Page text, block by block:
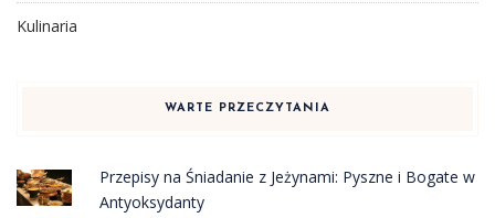
Kulinaria
WARTE PRZECZYTANIA
Przepisy na Śniadanie z Jeżynami: Pyszne i Bogate w
Antyoksydanty